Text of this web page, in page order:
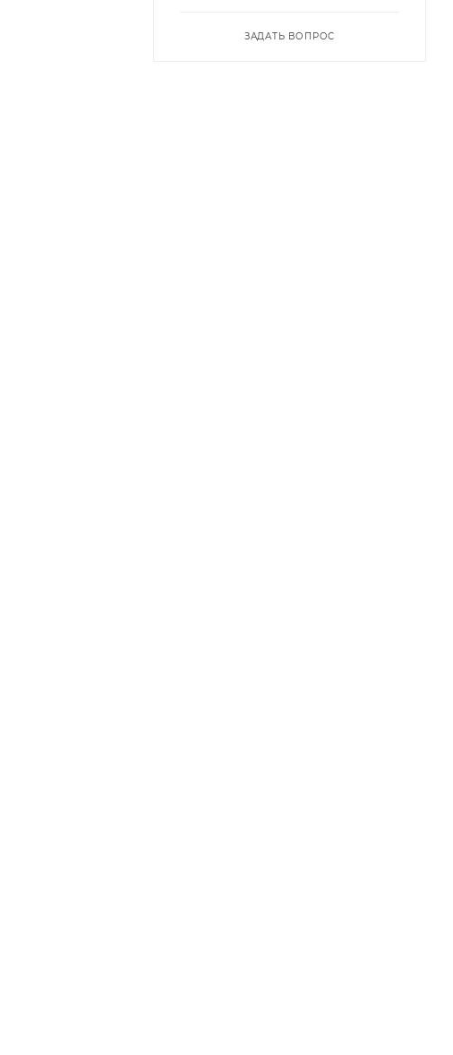
ЗАДАТЬ ВОПРОС